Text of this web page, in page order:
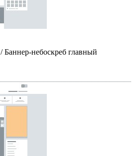
/ Баннер-небоскреб главный